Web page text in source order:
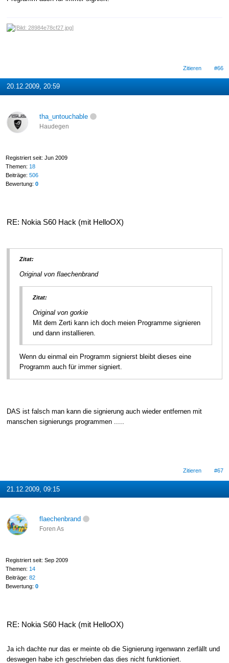
Zitieren #66
20.12.2009, 20:59
tha_untouchable
Haudegen
Registriert seit: Jun 2009
Themen: 18
Beiträge: 506
Bewertung: 0
RE: Nokia S60 Hack (mit HelloOX)
Zitat:
Original von flaechenbrand
Zitat:
Original von gorkie
Mit dem Zerti kann ich doch meien Programme signieren
und dann installieren.
Wenn du einmal ein Programm signierst bleibt dieses eine
Programm auch für immer signiert.
DAS ist falsch man kann die signierung auch wieder entfernen mit
manschen signierungs programmen .....
Zitieren #67
21.12.2009, 09:15
flaechenbrand
Foren As
Registriert seit: Sep 2009
Themen: 14
Beiträge: 82
Bewertung: 0
RE: Nokia S60 Hack (mit HelloOX)
Ja ich dachte nur das er meinte ob die Signierung irgenwann zerfällt und
deswegen habe ich geschrieben das dies nicht funktioniert.